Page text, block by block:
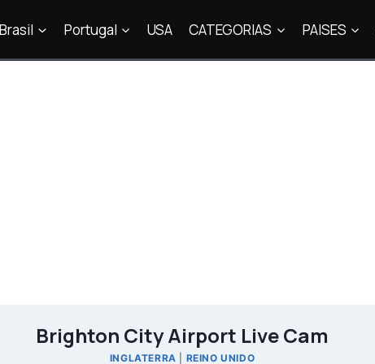
Brasil Portugal USA CATEGORIAS PAISES
Brighton City Airport Live Cam
INGLATERRA REINO UNIDO